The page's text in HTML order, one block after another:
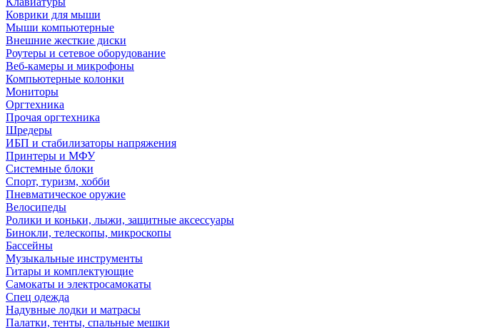
Коврики для мыши
Мыши компьютерные
Внешние жесткие диски
Роутеры и сетевое оборудование
Веб-камеры и микрофоны
Компьютерные колонки
Мониторы
Оргтехника
Прочая оргтехника
Шредеры
ИБП и стабилизаторы напряжения
Принтеры и МФУ
Системные блоки
Спорт, туризм, хобби
Пневматическое оружие
Велосипеды
Ролики и коньки, лыжи, защитные аксессуары
Бинокли, телескопы, микроскопы
Бассейны
Музыкальные инструменты
Гитары и комплектующие
Самокаты и электросамокаты
Спец одежда
Надувные лодки и матрасы
Палатки, тенты, спальные мешки